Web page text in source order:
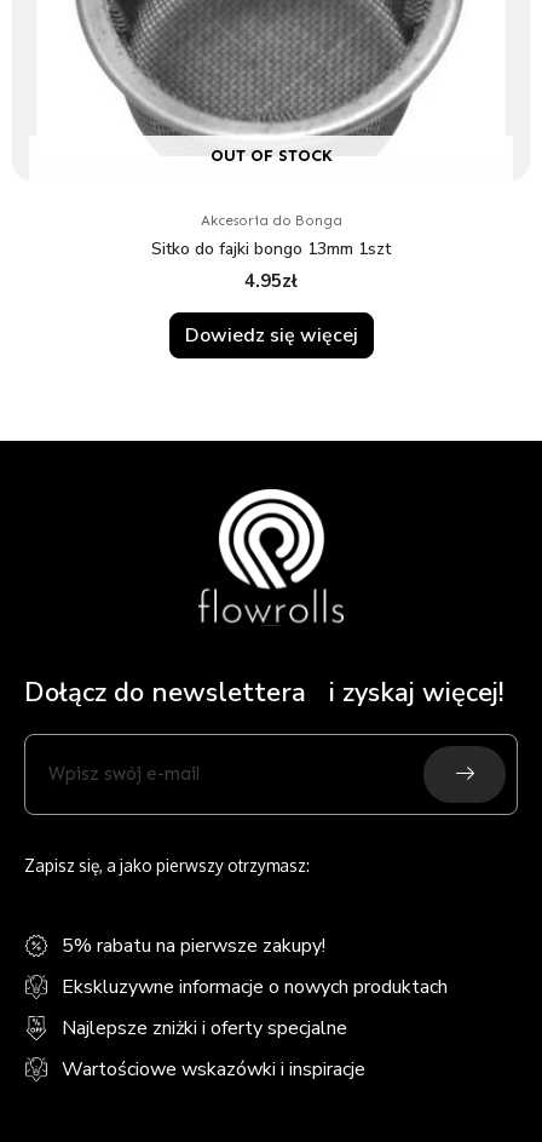
OUT OF STOCK
Akcesoria do Bonga
Sitko do fajki bongo 13mm 1szt
4.95zł
Dowiedz się więcej
Dołącz do newslettera i zyskaj więcej!
swój
e-
Submit
Zapisz się, a jako pierwszy otrzymasz:
5% rabatu na pierwsze zakupy!
Ekskluzywne informacje o nowych produktach
Najlepsze zniżki i oferty specjalne
Wartościowe wskazówki i inspiracje